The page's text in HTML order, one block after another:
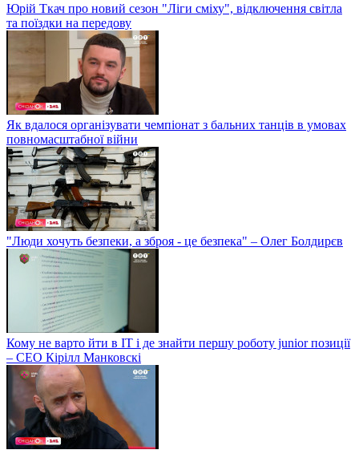
Юрій Ткач про новий сезон "Ліги сміху", відключення світла
та поїздки на передову
Як вдалося організувати чемпіонат з бальних танців в умовах
повномасштабної війни
"Люди хочуть безпеки, а зброя - це безпека" – Олег Болдирєв
Кому не варто йти в IT і де знайти першу роботу junior позиції
– СЕО Кірілл Манковскі